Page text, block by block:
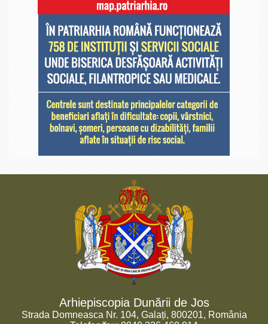
Arhiepiscopia Dunării de Jos
Strada Domneasca Nr. 104, Galați, 800201, România